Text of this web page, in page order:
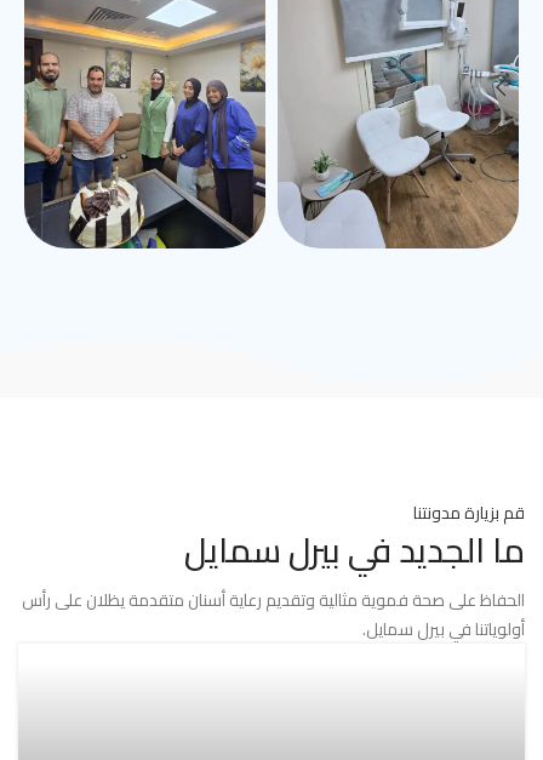
قم بزيارة مدونتنا
ما الجديد في بيرل سمايل
الحفاظ على صحة فموية مثالية وتقديم رعاية أسنان متقدمة يظلان على رأس
أولوياتنا في بيرل سمايل.